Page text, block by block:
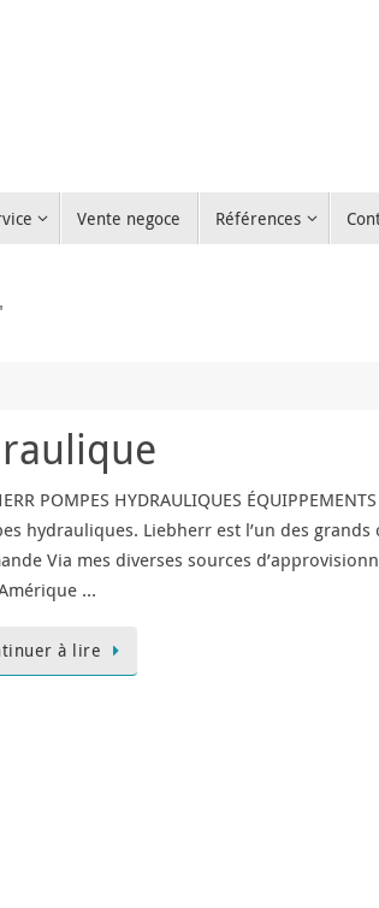
Vente negoce Références
POMPES HYDRAULIQUES
hydrauliques. Liebherr est l’un des
Via mes diverses sources
…
à lire